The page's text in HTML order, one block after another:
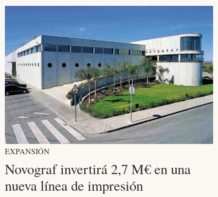
EXPANSIÓN
Novograf invertirá 2,7 M€ en una
nueva línea de impresión